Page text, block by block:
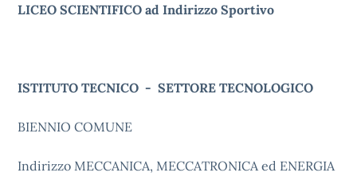
LICEO SCIENTIFICO ad Indirizzo Sportivo
ISTITUTO TECNICO - SETTORE TECNOLOGICO
BIENNIO COMUNE
Indirizzo MECCANICA, MECCATRONICA ed ENERGIA